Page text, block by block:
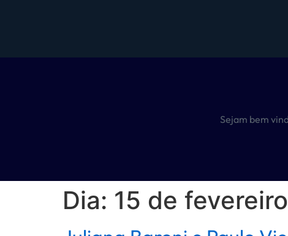
Sejam bem
Dia: 15 de